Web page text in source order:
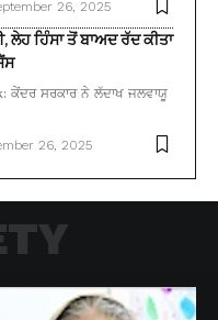
26, 2025
ਲੇਹ ਹਿੰਸਾ ਤੋਂ ਬਾਅਦ ਰੱਦ ਕੀਤਾ
ਕੇਂਦਰ ਸਰਕਾਰ ਨੇ ਲੱਦਾਖ ਜਲਵਾਯੂ
26, 2025